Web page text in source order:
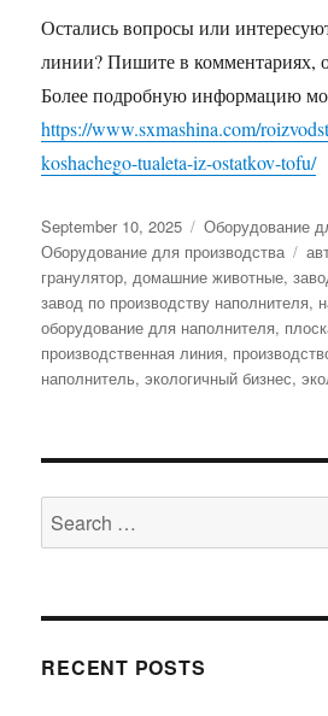
Остались вопросы или
линии? Пишите в комментариях,
Более подробную информацию
https://www.sxmashina.com/
koshachego-tualeta-iz-ostatkov-tofu/
Posted
on
September 10, 2025 Categories
Оборудование
Оборудование для производства
гранулятор,домашние животные,
завод по производству наполнителя,
оборудование для наполнителя,
производственная линия,
наполнитель,экологичный бизнес,
Search
for:
RECENT POSTS